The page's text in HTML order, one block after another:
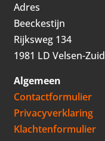
Adres
Beeckestijn
Rijksweg 134
1981 LD Velsen-Zuid
Algemeen
Contactformulier
Privacyverklaring
Klachtenformulier